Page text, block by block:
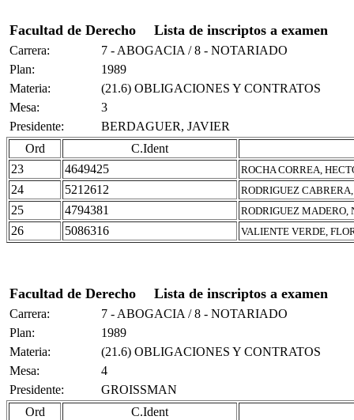
Facultad de Derecho Lista de inscriptos a examen
Carrera:
7 - ABOGACIA / 8 - NOTARIADO
Plan:
1989
Materia:
(21.6) OBLIGACIONES Y CONTRATOS
Mesa:
3
Presidente:
BERDAGUER, JAVIER
Ord
C.Ident
23
4649425 ROCHA CORREA,
24 5212612 RODRIGUEZ
25 4794381 RODRIGUEZ MADERO,
26 5086316 VALIENTE VERDE,
Facultad de Derecho Lista de inscriptos a examen
Carrera:
7 - ABOGACIA / 8 - NOTARIADO
Plan:
1989
Materia:
(21.6) OBLIGACIONES Y CONTRATOS
Mesa:
4
Presidente:
GROISSMAN
Ord
C.Ident